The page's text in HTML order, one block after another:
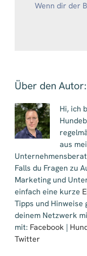
Wenn dir der
Über den Autor:
Hi, ich
aus
Falls du Fragen zu
Marketing und
einfach eine kurze
Tipps und Hinweise
deinem Netzwerk
mit: Facebook |
Twitter